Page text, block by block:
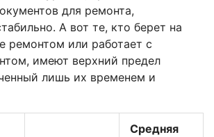
для ремонта,
А вот те, кто берет на
ремонтом или работает с
имеют верхний предел
лишь их временем и
Средняя